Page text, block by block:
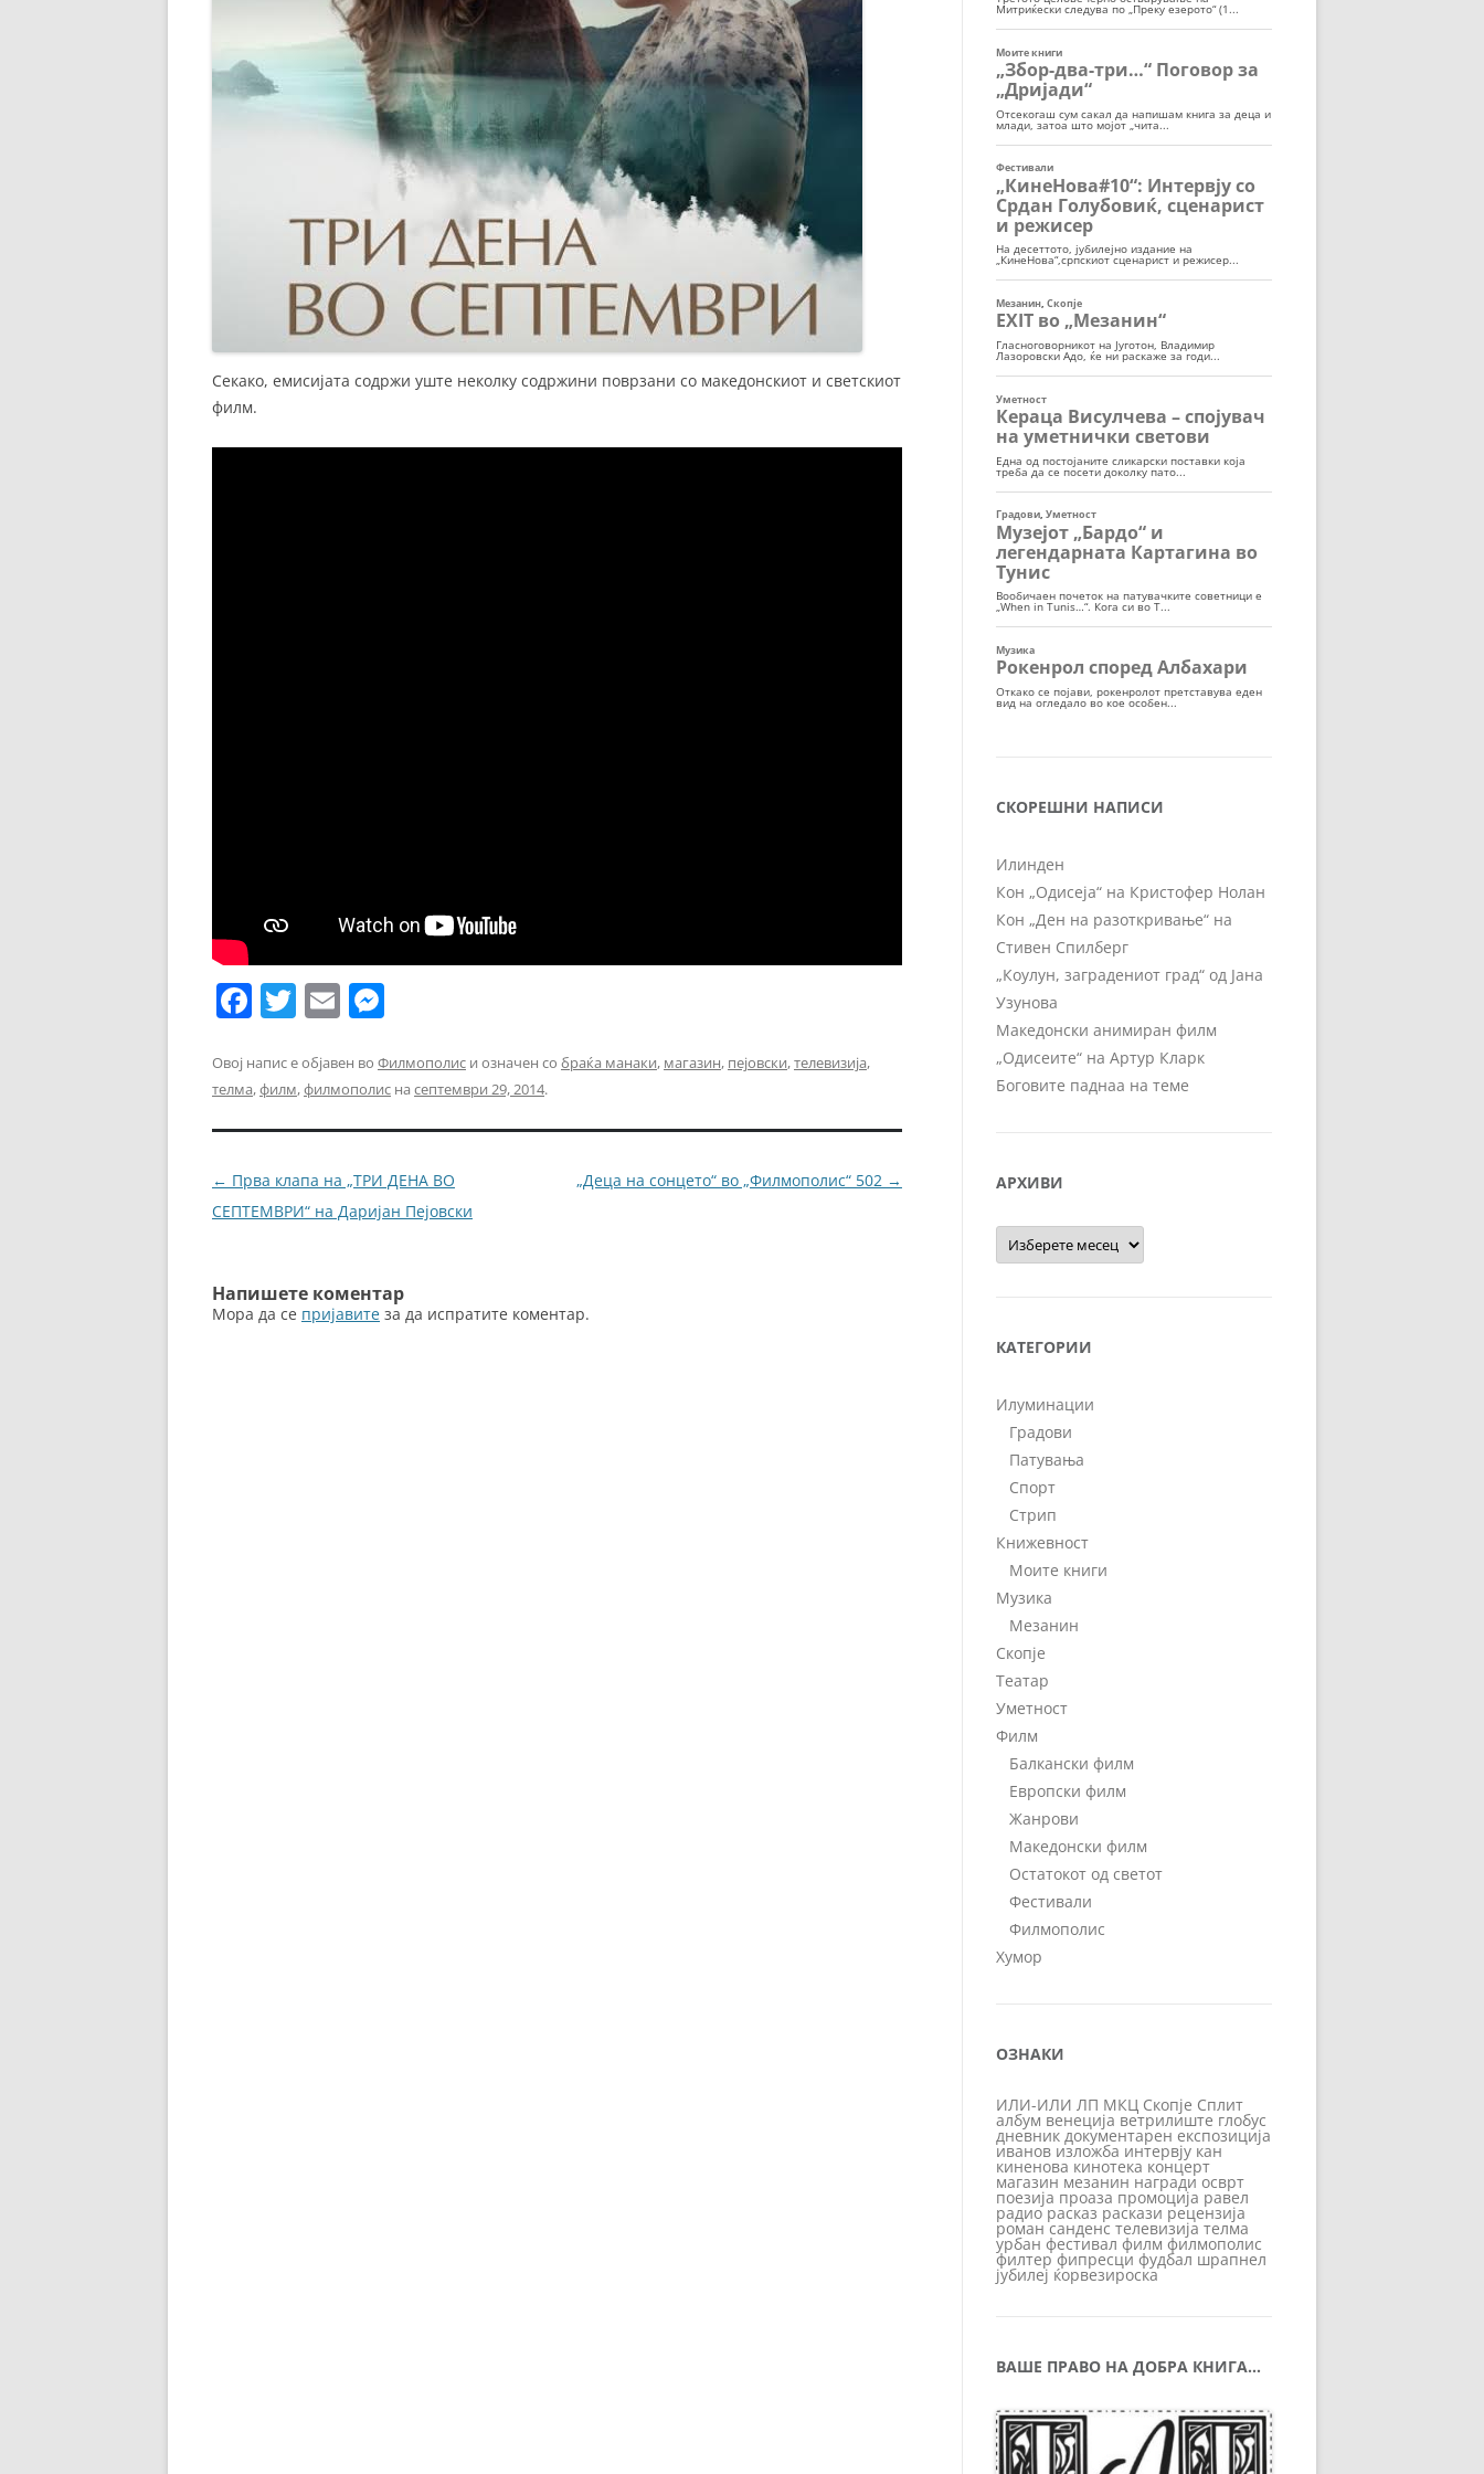
Секако, емисијата содржи уште неколку содржини поврзани со македонскиот и светскиот
филм.
F
c
e
b
o
o
T
itt
er
E
ai
l
ss
e
n
g
er
Овој напис е објавен во Филмополис и означен со браќа манаки, магазин, пејовски,телевизија,
телма,филм,филмополис на септември 29, 2014.
Навигација
за
← Прва клапа на „ТРИ ДЕНА ВО
СЕПТЕМВРИ“ на Даријан Пејовски
„Деца на сонцето“ во „Филмополис“ 502 →
Напишете коментар
Мора да се пријавите за да испратите коментар.
СКОРЕШНИ НАПИСИ
Илинден
Кон „Одисеја“ на Кристофер Нолан
Кон „Ден на разоткривање“ на
Стивен Спилберг
„Коулун, заградениот град“ од Јана
Узунова
Македонски анимиран филм
„Одисеите“ на Артур Кларк
Боговите паднаа на теме
АРХИВИ
Архиви
КАТЕГОРИИ
Илуминации
Градови
Патувања
Спорт
Стрип
Книжевност
Моите книги
Музика
Мезанин
Скопје
Театар
Уметност
Филм
Балкански филм
Европски филм
Жанрови
Македонски филм
Остатокот од светот
Фестивали
Филмополис
Хумор
ОЗНАКИ
ИЛИ-ИЛИ ЛП МКЦ Скопје Сплит
албум венеција ветрилиште глобус
дневник документарен експозиција
иванов изложба интервју кан
киненова кинотека концерт
магазин мезанин награди осврт
поезија проаза промоција равел
радио расказ раскази рецензија
роман санденс телевизија телма
урбан фестивал филм филмополис
филтер фипресци фудбал шрапнел
јубилеј ќорвезироска
ВАШЕ ПРАВО НА ДОБРА КНИГА…